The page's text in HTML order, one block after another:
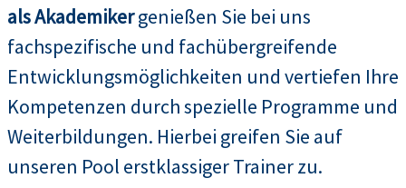
als Akademikergenießen Sie bei uns
fachspezifische und fachübergreifende
Entwicklungsmöglichkeiten und vertiefen Ihre
Kompetenzen durch spezielle Programme und
Weiterbildungen. Hierbei greifen Sie auf
unseren Pool erstklassiger Trainer zu.